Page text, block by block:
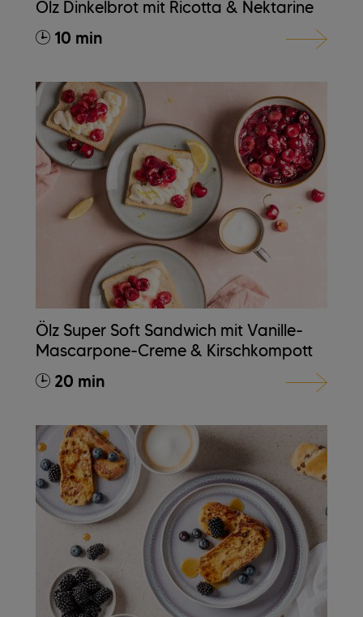
Ölz Dinkelbrot mit Ricotta & Nektarine
10 min
Ölz Super Soft Sandwich mit Vanille-
Mascarpone-Creme & Kirschkompott
20 min